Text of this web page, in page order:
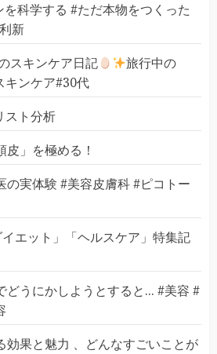
科学する #ただ本物をつくった
新
スキンケア日記
旅行中の
キンケア#30代
スト分析
」を極める！
の実体験 #美容皮膚科 #ピコトー
ット」「ヘルスケア」特集記
どうにかしようとすると... #美容 #
効果と魅力 、どんなすごいことが